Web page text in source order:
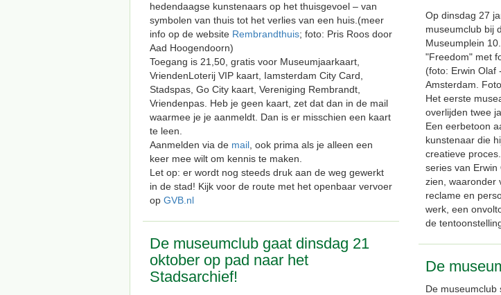
hedendaagse kunstenaars op het thuisgevoel – van
symbolen van thuis tot het verlies van een huis.(meer
info op de website Rembrandthuis; foto: Pris Roos door
Aad Hoogendoorn)
Toegang is 21,50, gratis voor Museumjaarkaart,
VriendenLoterij VIP kaart, Iamsterdam City Card,
Stadspas, Go City kaart, Vereniging Rembrandt,
Vriendenpas. Heb je geen kaart, zet dat dan in de mail
waarmee je je aanmeldt. Dan is er misschien een kaart
te leen.
Aanmelden via de mail , ook prima als je alleen een
keer mee wilt om kennis te maken.
Let op: er wordt nog steeds druk aan de weg gewerkt
in de stad! Kijk voor de route met het openbaar vervoer
op GVB.nl
De museumclub gaat dinsdag 21
oktober op pad naar het
Stadsarchief!
Op dinsdag 27
museumclub bij
Museumplein
"Freedom" met
(foto: Erwin Olaf
Amsterdam.
Het eerste
overlijden twee
Een eerbetoon
kunstenaar die
creatieve
series van
zien, waaronder
reclame en
werk, een
de
De
De museumclub